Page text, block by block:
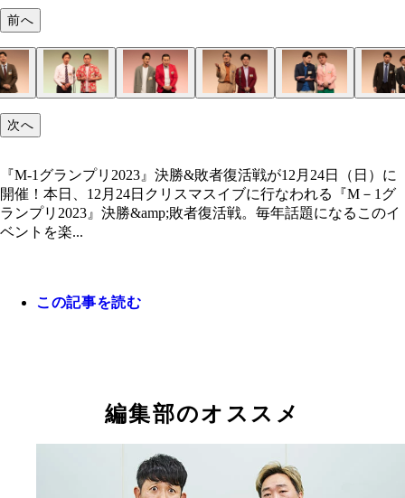
前へ
次へ
『M-1グランプリ2023』決勝&敗者復活戦が12月24日（日）に
開催！本日、12月24日クリスマスイブに行なわれる『M－1グ
ランプリ2023』決勝&amp;敗者復活戦。毎年話題になるこのイ
ベントを楽...
この記事を読む
編集部のオススメ